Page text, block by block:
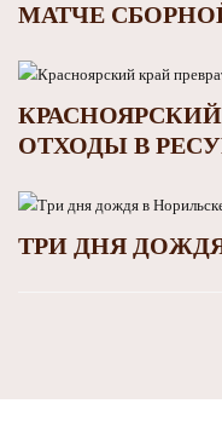
МАТЧЕ
КРАСНОЯРСКИЙ
ОТХОДЫ В
ТРИ ДНЯ